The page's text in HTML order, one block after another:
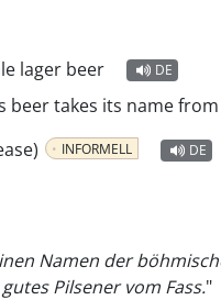
lager beer DE
takes its name
INFORMELL DE
Namen der
Pilsener vom Fass."